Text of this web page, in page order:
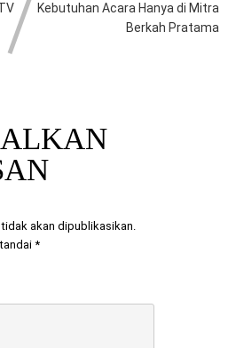
Kebutuhan Acara Hanya di Mitra
Berkah Pratama
akan dipublikasikan.
*